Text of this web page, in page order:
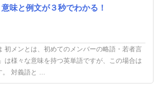
意味と例文が３秒でわかる！
初メンとは、初めてのメンバーの略語・若者言
は様々な意味を持つ英単語ですが、この場合は
。 対義語と ...